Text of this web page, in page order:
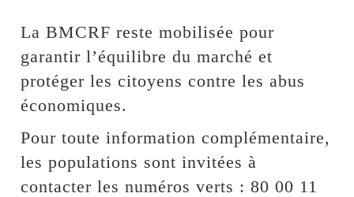
La BMCRF reste mobilisée pour
garantir l’équilibre du marché et
protéger les citoyens contre les abus
économiques.
Pour toute information complémentaire,
les populations sont invitées à
contacter les numéros verts : 80 00 11